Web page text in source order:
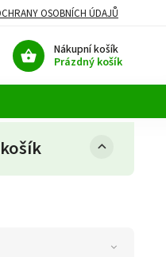
OSOBNÍCH ÚDAJŮ
Nákupní košík
Prázdný košík